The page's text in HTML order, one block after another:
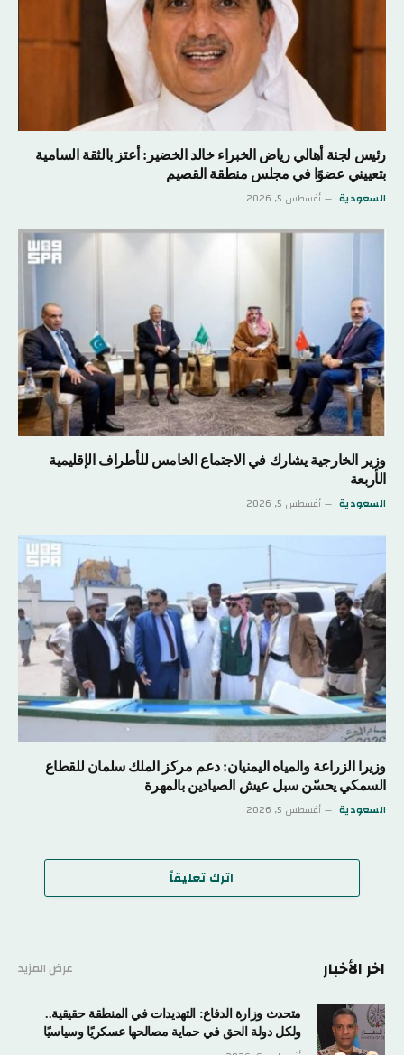
رئيس لجنة أهالي رياض الخبراء خالد الخضير: أعتز بالثقة السامية
بتعييني عضوًا في مجلس منطقة القصيم
السعودية أغسطس 5, 2026
وزير الخارجية يشارك في الاجتماع الخامس للأطراف الإقليمية
الأربعة
السعودية أغسطس 5, 2026
وزيرا الزراعة والمياه اليمنيان: دعم مركز الملك سلمان للقطاع
السمكي يحسّن سبل عيش الصيادين بالمهرة
السعودية أغسطس 5, 2026
اترك تعليقاً
اخر الأخبار عرض المزيد
متحدث وزارة الدفاع: التهديدات في المنطقة حقيقية..
ولكل دولة الحق في حماية مصالحها عسكريًا وسياسيًا